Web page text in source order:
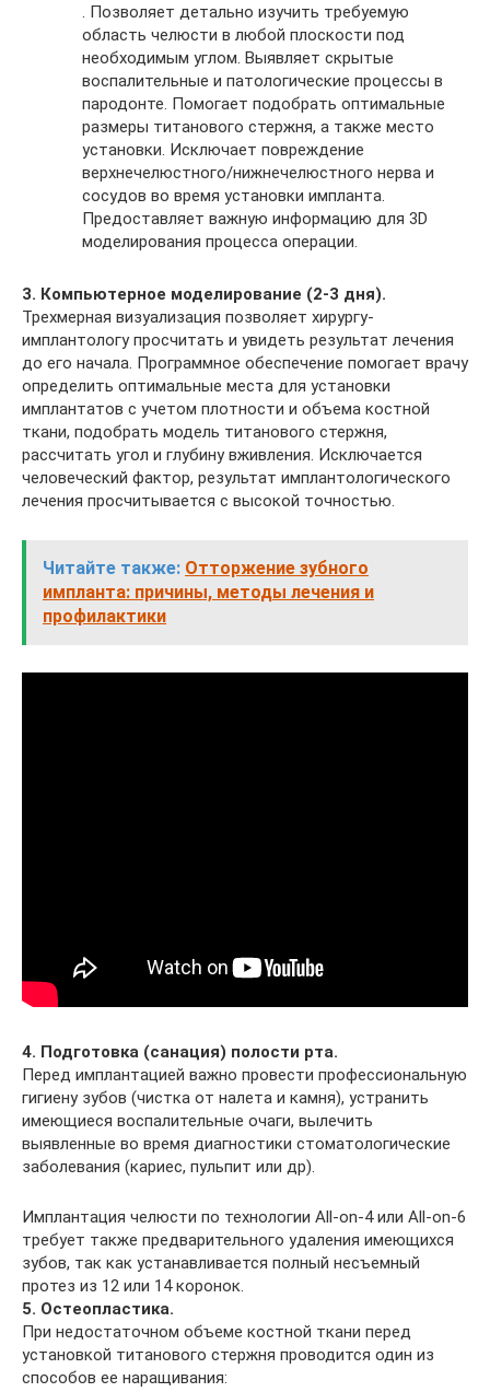
. Позволяет детально изучить требуемую
область челюсти в любой плоскости под
необходимым углом. Выявляет скрытые
воспалительные и патологические процессы в
пародонте. Помогает подобрать оптимальные
размеры титанового стержня, а также место
установки. Исключает повреждение
верхнечелюстного/нижнечелюстного нерва и
сосудов во время установки импланта.
Предоставляет важную информацию для 3D
моделирования процесса операции.
3. Компьютерное моделирование (2-3 дня).
Трехмерная визуализация позволяет хирургу-
имплантологу просчитать и увидеть результат лечения
до его начала. Программное обеспечение помогает врачу
определить оптимальные места для установки
имплантатов с учетом плотности и объема костной
ткани, подобрать модель титанового стержня,
рассчитать угол и глубину вживления. Исключается
человеческий фактор, результат имплантологического
лечения просчитывается с высокой точностью.
Читайте также: Отторжение зубного
импланта: причины, методы лечения и
профилактики
4. Подготовка (санация) полости рта.
Перед имплантацией важно провести профессиональную
гигиену зубов (чистка от налета и камня), устранить
имеющиеся воспалительные очаги, вылечить
выявленные во время диагностики стоматологические
заболевания (кариес, пульпит или др).
Имплантация челюсти по технологии All-on-4 или All-on-6
требует также предварительного удаления имеющихся
зубов, так как устанавливается полный несъемный
протез из 12 или 14 коронок.
5. Остеопластика.
При недостаточном объеме костной ткани перед
установкой титанового стержня проводится один из
способов ее наращивания: